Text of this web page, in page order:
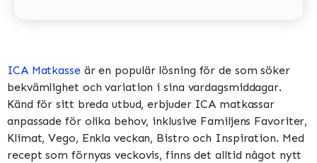
ICA Matkasseär en populär lösning för de som söker
bekvämlighet och variation i sina vardagsmiddagar.
Känd för sitt breda utbud, erbjuder ICA matkassar
anpassade för olika behov, inklusive Familjens Favoriter,
Klimat, Vego, Enkla veckan, Bistro och Inspiration​​​​. Med
recept som förnyas veckovis, finns det alltid något nytt